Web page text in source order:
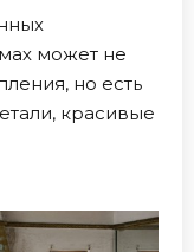
может не
но есть
красивые